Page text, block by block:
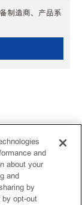
制造商、产品系
and
about your
and
by
opt-out